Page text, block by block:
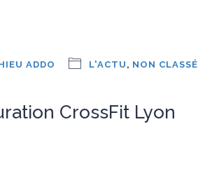
ADDO L'ACTU , NON CLASSÉ
CrossFit Lyon